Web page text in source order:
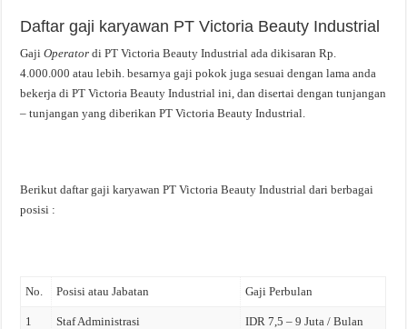
Daftar gaji karyawan PT Victoria Beauty Industrial
GajiOperatordi PT Victoria Beauty Industrial ada dikisaran Rp.
4.000.000 atau lebih. besarnya gaji pokok juga sesuai dengan lama anda
bekerja di PT Victoria Beauty Industrial ini, dan disertai dengan tunjangan
– tunjangan yang diberikan PT Victoria Beauty Industrial.
Berikut daftar gaji karyawan PT Victoria Beauty Industrial dari berbagai
posisi :
No. Posisi atau Jabatan Gaji Perbulan
1 Staf Administrasi IDR 7,5 – 9 Juta / Bulan